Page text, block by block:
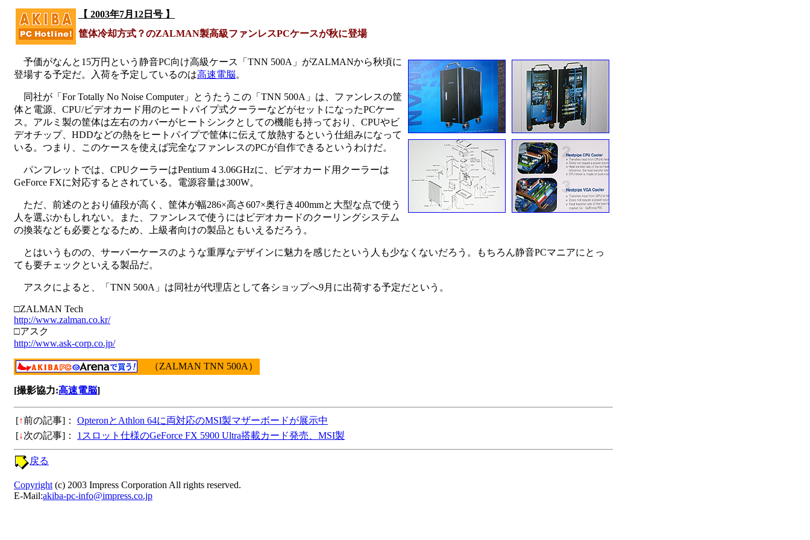
【 2003年7月12日号 】
筐体冷却方式？のZALMAN製高級ファンレスPCケースが秋に登場
予価がなんと15万円という静音PC向け高級ケース「TNN 500A」がZALMANから秋頃に
登場する予定だ。入荷を予定しているのは高速電脳。
同社が「For Totally No Noise Computer」とうたうこの「TNN 500A」は、ファンレスの筐
体と電源、CPU/ビデオカード用のヒートパイプ式クーラーなどがセットになったPCケー
ス。アルミ製の筐体は左右のカバーがヒートシンクとしての機能も持っており、CPUやビ
デオチップ、HDDなどの熱をヒートパイプで筐体に伝えて放熱するという仕組みになって
いる。つまり、このケースを使えば完全なファンレスのPCが自作できるというわけだ。
パンフレットでは、CPUクーラーはPentium 4 3.06GHzに、ビデオカード用クーラーは
GeForce FXに対応するとされている。電源容量は300W。
ただ、前述のとおり値段が高く、筐体が幅286×高さ607×奥行き400mmと大型な点で使う
人を選ぶかもしれない。また、ファンレスで使うにはビデオカードのクーリングシステム
の換装なども必要となるため、上級者向けの製品ともいえるだろう。
とはいうものの、サーバーケースのような重厚なデザインに魅力を感じたという人も少なくないだろう。もちろん静音PCマニアにとっ
ても要チェックといえる製品だ。
アスクによると、「TNN 500A」は同社が代理店として各ショップへ9月に出荷する予定だという。
□ZALMAN Tech
http://www.zalman.co.kr/
□アスク
http://www.ask-corp.co.jp/
（ZALMAN TNN 500A）
[撮影協力:高速電脳]
[↑前の記事]：
OpteronとAthlon 64に両対応のMSI製マザーボードが展示中
[↓次の記事]： 1スロット仕様のGeForce FX 5900 Ultra搭載カード発売、MSI製
戻る
Copyright (c) 2003 Impress Corporation All rights reserved.
E-Mail:akiba-pc-info@impress.co.jp